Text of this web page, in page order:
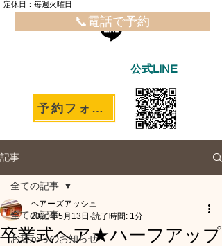
定休日：毎週火曜日
📞電話で予約
公式LINE
予約フォームへ
記事
全ての記事
お店からのお知らせ
全ての記事
卒業式ヘア★ハーフアップ
ヘアーズアッシュ
2020年5月13日 読了時間: 1分